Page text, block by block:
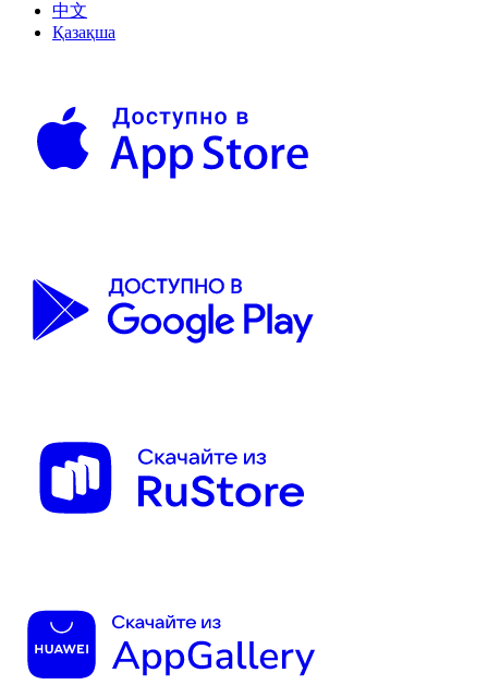
中文
Қазақша